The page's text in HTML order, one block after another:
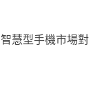
慧型手機市場對